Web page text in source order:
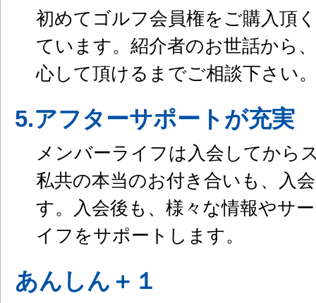
初めてゴルフ会員権をご購入頂
ています。紹介者のお世話から
心して頂けるまでご相談下さい
5.アフターサポートが充実
メンバーライフは入会してから
私共の本当のお付き合いも、入
す。入会後も、様々な情報やサ
イフをサポートします。
あんしん＋１